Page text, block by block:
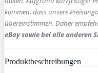
kommen, dass unsere
übereinstimmen. Daher
eBay sowie bei alle anderen
Produktbeschreibungen